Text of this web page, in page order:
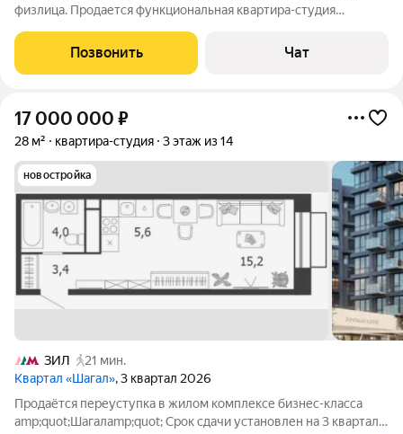
физлица. Продается функциональная квартира-студия
BOX на 10 этаже в ЖК Бизнес-класса Первый Нагатинский
(корпус 1.3). Сдача июль 2026 года.
Позвонить Чат
17 000 000 ₽
28 м² квартира-студия 3 этаж из 14
новостройка
ЗИЛ
21 мин.
Квартал «Шагал», 3 квартал 2026
Продаётся переуступка в жилом комплексе бизнес-класса
amp;quot;Шагалamp;quot; Срок сдачи установлен на 3 квартал